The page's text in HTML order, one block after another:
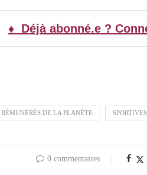
♦ Déjà abonné.e ?
DE LA PLANÈTE SPORTIVES
0 commentaires